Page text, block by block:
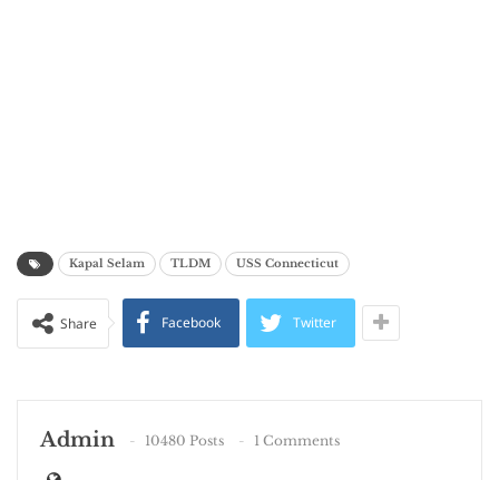
Kapal Selam TLDM USS Connecticut
Share Facebook Twitter
Admin 10480 Posts 1 Comments